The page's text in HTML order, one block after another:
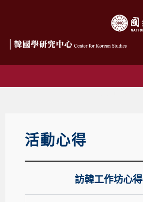
活動心得
訪韓工作坊心得